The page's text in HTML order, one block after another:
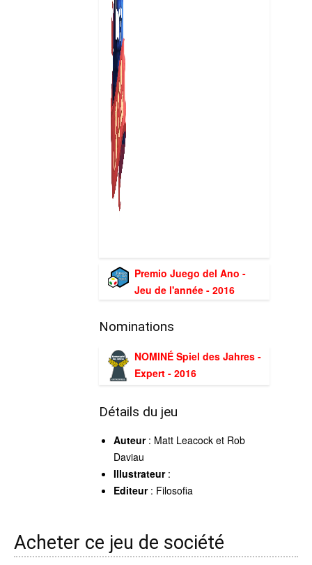
Premio Juego del Ano -
Jeu de l'année - 2016
Nominations
NOMINÉ Spiel des Jahres -
Expert - 2016
Détails du jeu
Auteur: Matt Leacock et Rob
Daviau
Illustrateur:
Editeur: Filosofia
Acheter ce jeu de société